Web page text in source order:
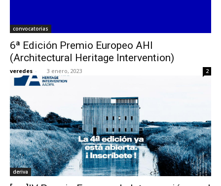
convocatorias
6ª Edición Premio Europeo AHI
(Architectural Heritage Intervention)
veredes - 3 enero, 2023 2
deriva